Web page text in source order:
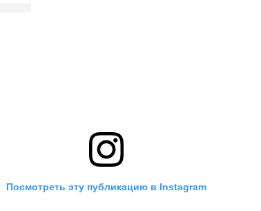
Посмотреть эту публикацию в Instagram